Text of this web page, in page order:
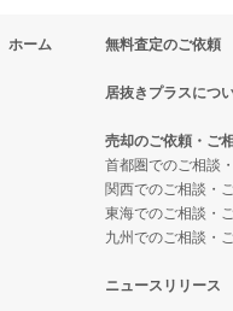
横浜市都筑区の飲食店
横浜市西区の飲食店の
川崎市宮前区の飲食店
川崎市川崎区の飲食店
横浜市金沢区の飲食店
神奈川県のカフェの居
神奈川県のテイクアウ
神奈川県のお弁当・惣
神奈川県のカラオケ・
神奈川県のバーの居抜
藤沢市のカラオケ・パ
藤沢市のバーの居抜き
藤沢市の居酒屋・ダイ
藤沢市の洋食の居抜き
藤沢市のその他の居抜
ホーム 無料査定のご依頼
居抜きプラスにつ
売却のご依頼・ご
首都圏でのご相談
関西でのご相談・
東海でのご相談・
九州でのご相談・
ニュースリリース